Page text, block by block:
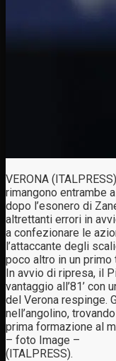
VERONA
rimangono entrambe
dopo l’esonero di
altrettanti errori in
a confezionare le
l’attaccante degli
poco altro in un
In avvio di ripresa, il
vantaggio all’81’
del Verona respinge.
nell’angolino,
prima formazione al
– foto Image –
(ITALPRESS).